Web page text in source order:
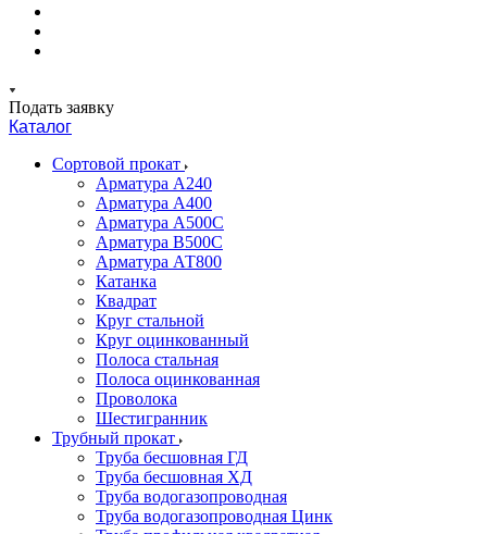
Подать заявку
Каталог
Сортовой прокат
Арматура А240
Арматура А400
Арматура А500C
Арматура В500С
Арматура АТ800
Катанка
Квадрат
Круг стальной
Круг оцинкованный
Полоса стальная
Полоса оцинкованная
Проволока
Шестигранник
Трубный прокат
Труба бесшовная ГД
Труба бесшовная ХД
Труба водогазопроводная
Труба водогазопроводная Цинк